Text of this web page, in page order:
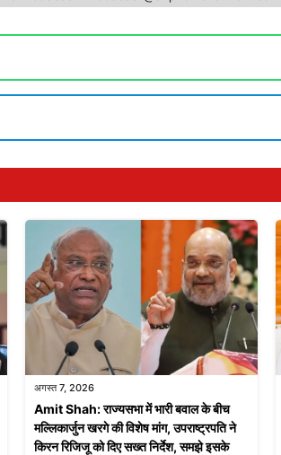
अगस्त 7, 2026
Amit Shah: राज्यसभा में भारी बवाल के बीच
मल्लिकार्जुन खरगे की विशेष मांग, उपराष्ट्रपति ने
किरन रिजिजू को दिए सख्त निर्देश, समझे इसके